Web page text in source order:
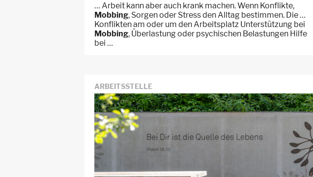
… Arbeit kann aber auch krank machen. Wenn Konflikte,
Mobbing, Sorgen oder Stress den Alltag bestimmen. Die …
Konflikten am oder um den Arbeitsplatz Unterstützung bei
Mobbing, Überlastung oder psychischen Belastungen Hilfe
bei …
ARBEITSSTELLE